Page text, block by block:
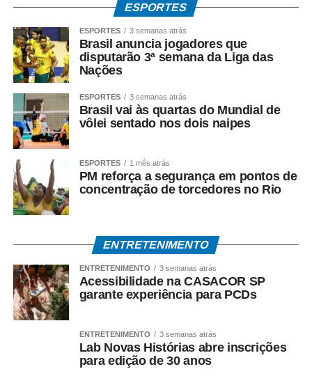
O Banco do Brasil faz o pagamento por:
• Crédito em conta bancária;
• Transferência via TED ou Pix;
• Saque presencial nas agências, para quem não é
correntista e não possui chave Pix.
Como consultar
Os trabalhadores podem verificar informações sobre
valor, data e habilitação pelos seguintes canais:
• Aplicativo Carteira de Trabalho Digital;
• Portal Gov.br;
• Telefone 158 (Ministério do Trabalho);
• Aplicativos Caixa Tem e Benefícios Sociais Caixa;
• Atendimento Caixa ao Cidadão: 0800-726-0207.
ESPORTES
ESPORTES 3 semanas atrás
Brasil anuncia jogadores que
disputarão 3ª semana da Liga das
Nações
ESPORTES 3 semanas atrás
Brasil vai às quartas do Mundial de
vôlei sentado nos dois naipes
ESPORTES 1 mês atrás
PM reforça a segurança em pontos de
concentração de torcedores no Rio
ENTRETENIMENTO
ENTRETENIMENTO 3 semanas atrás
Acessibilidade na CASACOR SP
garante experiência para PCDs
ENTRETENIMENTO 3 semanas atrás
Lab Novas Histórias abre inscrições
para edição de 30 anos